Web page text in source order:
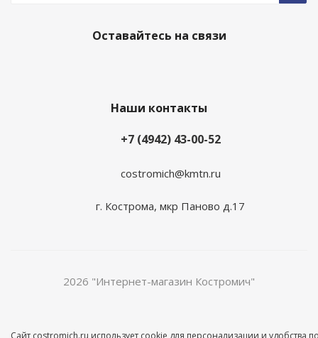
Оставайтесь на связи
Наши контакты
+7 (4942) 43-00-52
costromich@kmtn.ru
г. Кострома, мкр Паново д.17
2026 "Интернет-магазин Костромич"
Сайт costromich.ru использует cookie для персонализации и удобства